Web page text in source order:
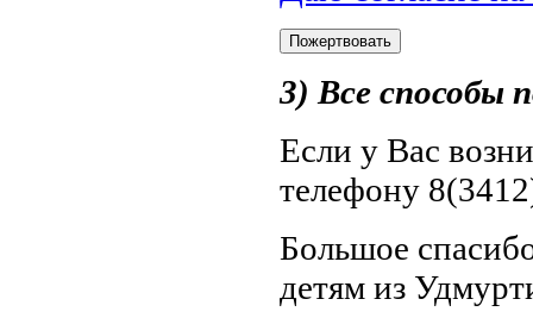
3) Все способы
Если у Вас
телефону
Большое
детям из